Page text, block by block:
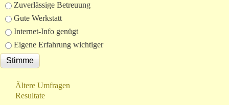
Zuverlässige Betreuung
Gute Werkstatt
Internet-Info genügt
Eigene Erfahrung wichtiger
Ältere Umfragen
Resultate